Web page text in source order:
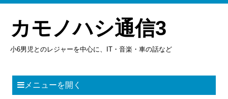
カモノハシ通信3
小6男児とのレジャーを中心に、IT・音楽・車の話など
メニューを開く